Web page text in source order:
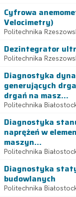
Cyfrowa
Velocimetry)
Politechnika
Dezintegrator
Politechnika
Diagnostyka
generujących
drgań na masz...
Politechnika
Diagnostyka
naprężeń w
maszyn...
Politechnika
Diagnostyka
budowlanych
Politechnika